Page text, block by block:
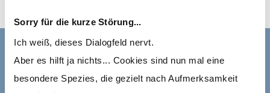
Sorry für die kurze Störung...
Ich weiß, dieses Dialogfeld nervt.
Aber es hilft ja nichts... Cookies sind nun mal eine
besondere Spezies, die gezielt nach Aufmerksamkeit